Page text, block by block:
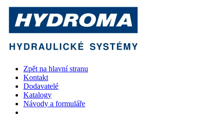
Zpět na hlavní stranu
Kontakt
Dodavatelé
Katalogy
Návody a formuláře